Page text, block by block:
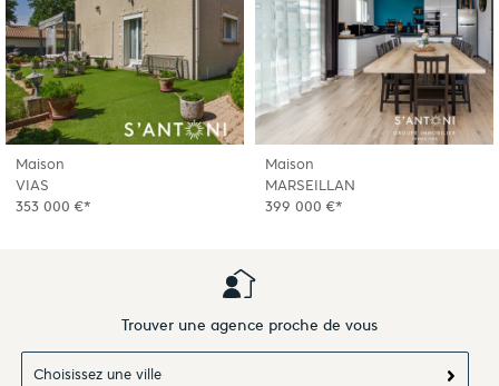
Maison
VIAS
353 000 €*
Maison
MARSEILLAN
399 000 €*
Trouver une agence proche de vous
Choisissez une ville